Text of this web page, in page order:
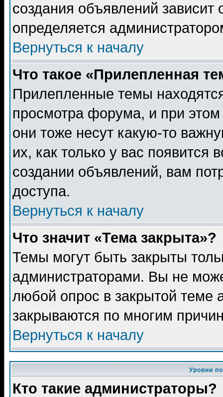
создания объявлений зависит
определяется
Вернуться к началу
Что такое «Прилепленная
Прилепленные темы
просмотра форума, и при
они тоже несут какую-то
их, как только у вас появится
создании объявлений, вам
доступа.
Вернуться к началу
Что значит «Тема закрыта»?
Темы могут быть закрыты
администраторами. Вы не
любой опрос в закрытой теме
закрываются по многим
Вернуться к началу
Уровни
Кто такие администраторы?